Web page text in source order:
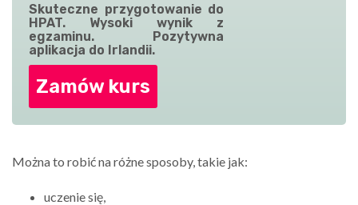
Skuteczne przygotowanie do
HPAT. Wysoki wynik z
egzaminu. Pozytywna
aplikacja do Irlandii.
Zamów kurs
Można to robić na różne sposoby, takie jak:
uczenie się,